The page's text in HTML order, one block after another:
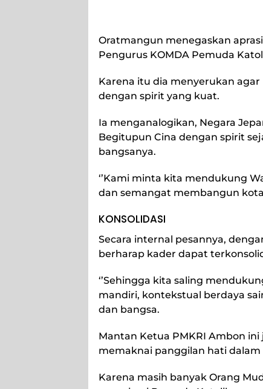
Oratmangun menegaskan
Pengurus KOMDA Pemuda
Karena itu dia menyerukan
dengan spirit yang kuat.
Ia menganalogikan, Negara
Begitupun Cina dengan spirit
bangsanya.
‘’Kami minta kita mendukung
dan semangat membangun
KONSOLIDASI
Secara internal pesannya,
berharap kader dapat
‘’Sehingga kita saling
mandiri, kontekstual berdaya
dan bangsa.
Mantan Ketua PMKRI Ambon
memaknai panggilan hati dalam
Karena masih banyak Orang